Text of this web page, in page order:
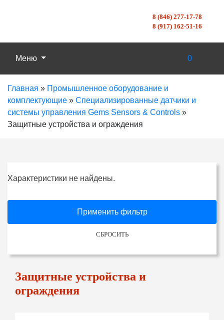
8 (846) 277-17-78
8 (917) 162-51-16
Меню 0
Главная » Промышленное оборудование и
комплектующие » Специализированные датчики и
системы управления Gems Sensors & Controls »
Защитные устройства и ограждения
Характеристики не найдены.
Применить фильтр
СБРОСИТЬ
Защитные устройства и
ограждения